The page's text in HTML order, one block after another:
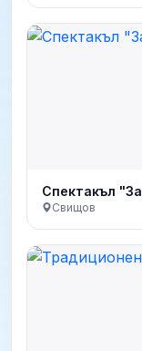
Спектакъл
Свищов